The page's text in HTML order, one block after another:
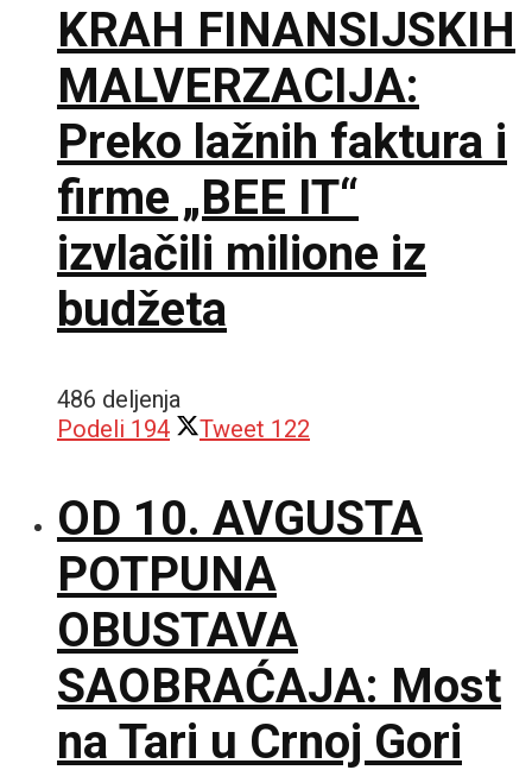
KRAH FINANSIJSKIH
MALVERZACIJA:
Preko lažnih faktura i
firme „BEE IT“
izvlačili milione iz
budžeta
486 deljenja
Podeli 194 Tweet 122
OD 10. AVGUSTA
POTPUNA
OBUSTAVA
SAOBRAĆAJA: Most
na Tari u Crnoj Gori